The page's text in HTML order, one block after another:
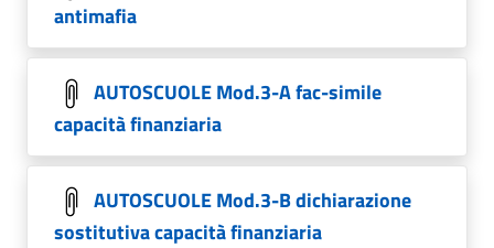
antimafia
AUTOSCUOLE Mod.3-A fac-simile
capacità finanziaria
AUTOSCUOLE Mod.3-B dichiarazione
sostitutiva capacità finanziaria